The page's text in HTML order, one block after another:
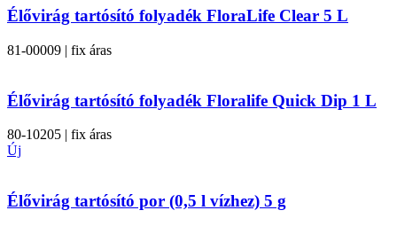
Élővirág tartósító folyadék FloraLife Clear 5 L
81-00009 | fix áras
Élővirág tartósító folyadék Floralife Quick Dip 1 L
80-10205 | fix áras
Új
Élővirág tartósító por (0,5 l vízhez) 5 g